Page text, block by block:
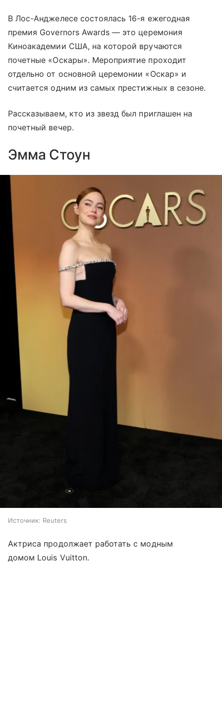
В Лос-Анджелесе состоялась 16-я ежегодная
премия Governors Awards — это церемония
Киноакадемии США, на которой вручаются
почетные «Оскары». Мероприятие проходит
отдельно от основной церемонии «Оскар» и
считается одним из самых престижных в сезоне.
Рассказываем, кто из звезд был приглашен на
почетный вечер.
Эмма Стоун
Источник: Reuters
Актриса продолжает работать с модным
домом Louis Vuitton.